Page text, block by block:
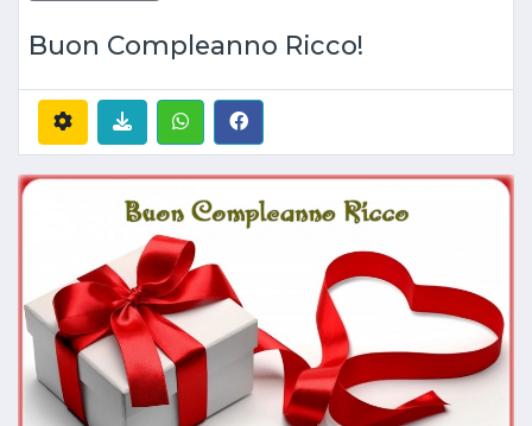
Buon Compleanno Ricco!